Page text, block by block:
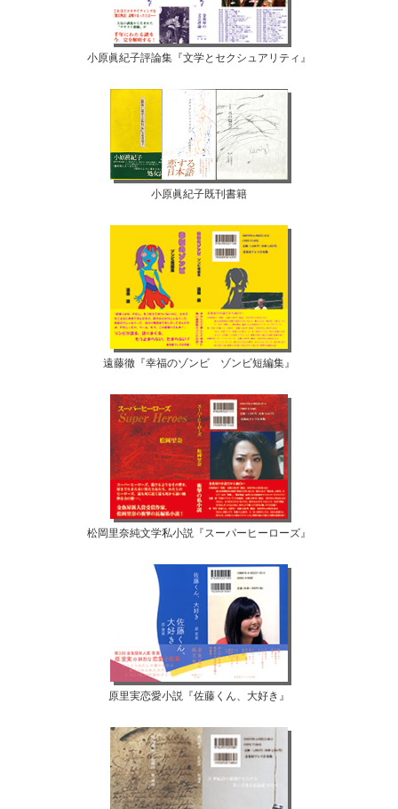
小原眞紀子評論集『文学とセクシュアリティ』
小原眞紀子既刊書籍
遠藤徹『幸福のゾンビ ゾンビ短編集』
松岡里奈純文学私小説『スーパーヒーローズ』
原里実恋愛小説『佐藤くん、大好き』